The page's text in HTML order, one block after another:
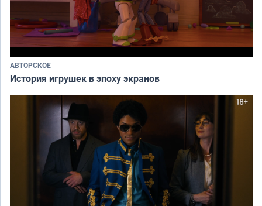
АВТОРСКОЕ
История игрушек в эпоху экранов